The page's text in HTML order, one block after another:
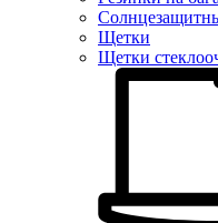
Щетки
Щетки